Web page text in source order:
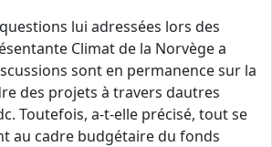
lui adressées lors des
Climat de la Norvège a
sont en permanence sur la
des projets à travers dautres
Toutefois, a-t-elle précisé, tout se
au cadre budgétaire du fonds